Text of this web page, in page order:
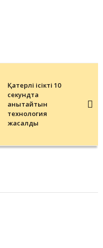
Қатерлі ісікті 10
секундта
анықтайтын
технология
жасалды